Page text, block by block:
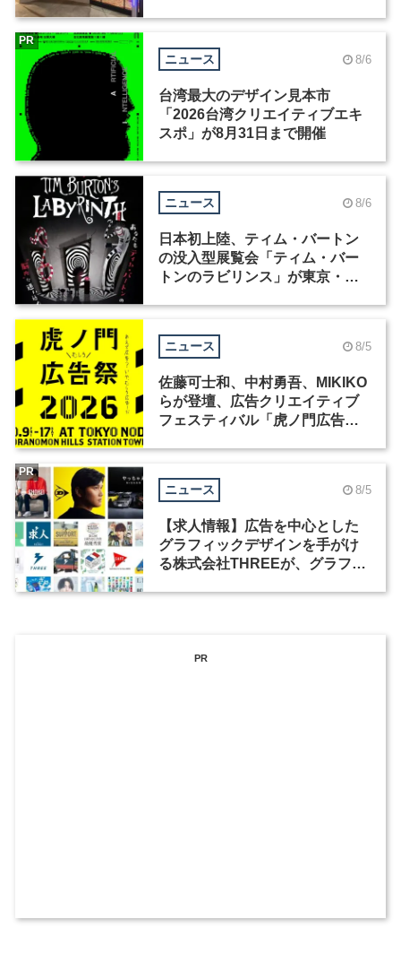
ニュース 8/6
台湾最大のデザイン見本市
「2026台湾クリエイティブエキ
スポ」が8月31日まで開催
PR
ニュース 8/6
日本初上陸、ティム・バートン
の没入型展覧会「ティム・バー
トンのラビリンス」が東京・豊
ニュース 8/5
佐藤可士和、中村勇吾、MIKIKO
らが登壇、広告クリエイティブ
フェスティバル「虎ノ門広告
ニュース 8/5
【求人情報】広告を中心とした
グラフィックデザインを手がけ
る株式会社THREEが、グラフィ
PR
PR